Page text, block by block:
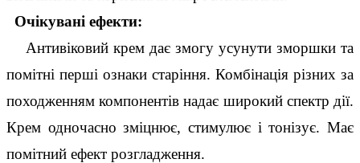
Очікувані ефекти:
Антивіковий крем дає змогу усунути зморшки та
помітні перші ознаки старіння. Комбінація різних за
походженням компонентів надає широкий спектр дії.
Крем одночасно зміцнює, стимулює і тонізує. Має
помітний ефект розгладження.